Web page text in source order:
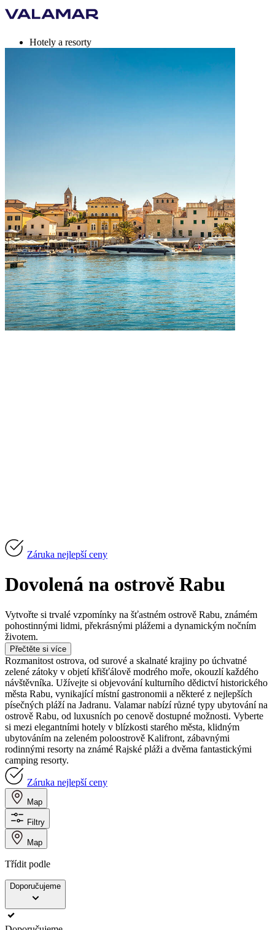
Hotely a resorty
Záruka nejlepší ceny
Dovolená na ostrově Rabu
Vytvořte si trvalé vzpomínky na šťastném ostrově Rabu, známém
pohostinnými lidmi, překrásnými plážemi a dynamickým nočním
životem.
Přečtěte si více
Rozmanitost ostrova, od surové a skalnaté krajiny po úchvatné
zelené zátoky v objetí křišťálově modrého moře, okouzlí každého
návštěvníka. Užívejte si objevování kulturního dědictví historického
města Rabu, vynikající místní gastronomii a některé z nejlepších
písečných pláží na Jadranu. Valamar nabízí různé typy ubytování na
ostrově Rabu, od luxusních po cenově dostupné možnosti. Vyberte
si mezi elegantními hotely v blízkosti starého města, klidným
ubytováním na zeleném poloostrově Kalifront, zábavnými
rodinnými resorty na známé Rajské pláži a dvěma fantastickými
camping resorty.
Záruka nejlepší ceny
Map
Filtry
Map
Třídit podle
Doporučujeme